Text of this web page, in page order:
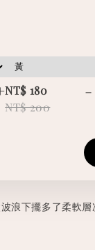
NT$ 180
NT$ 200
-
浪下擺多了柔軟